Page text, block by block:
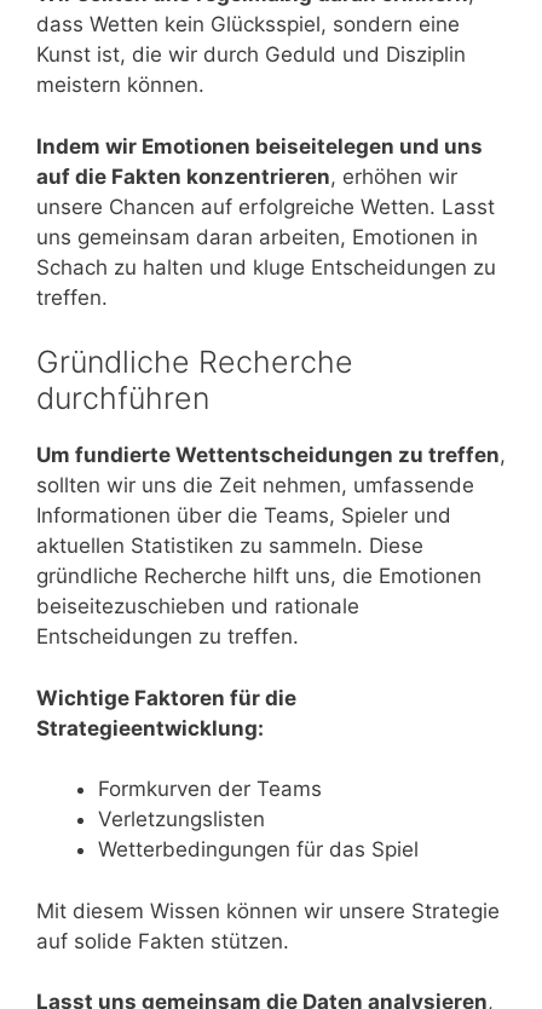
dass Wetten kein Glücksspiel, sondern eine
Kunst ist, die wir durch Geduld und Disziplin
meistern können.
Indem wir Emotionen beiseitelegen und uns
auf die Fakten konzentrieren, erhöhen wir
unsere Chancen auf erfolgreiche Wetten. Lasst
uns gemeinsam daran arbeiten, Emotionen in
Schach zu halten und kluge Entscheidungen zu
treffen.
Gründliche Recherche
durchführen
Um fundierte Wettentscheidungen zu treffen,
sollten wir uns die Zeit nehmen, umfassende
Informationen über die Teams, Spieler und
aktuellen Statistiken zu sammeln. Diese
gründliche Recherche hilft uns, die Emotionen
beiseitezuschieben und rationale
Entscheidungen zu treffen.
Wichtige Faktoren für die
Strategieentwicklung:
Formkurven der Teams
Verletzungslisten
Wetterbedingungen für das Spiel
Mit diesem Wissen können wir unsere Strategie
auf solide Fakten stützen.
Lasst uns gemeinsam die Daten analysieren,